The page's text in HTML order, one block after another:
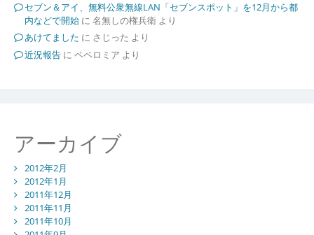
セブン＆アイ、無料公衆無線LAN「セブンスポット」を12月から都
内などで開始に 名無しの権兵衛より
あけてました に さじった より
近況報告に ペペロミア より
アーカイブ
2012年2月
2012年1月
2011年12月
2011年11月
2011年10月